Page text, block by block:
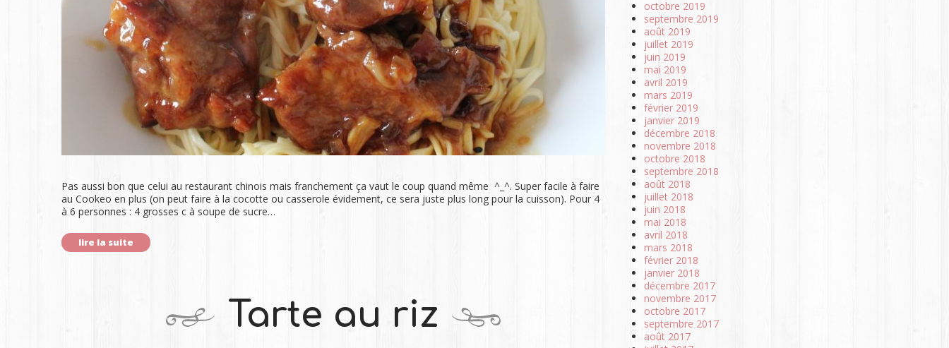
Pas aussi bon que celui au restaurant chinois mais franchement ça vaut le coup quand même ^_^. Super facile à faire
au Cookeo en plus (on peut faire à la cocotte ou casserole évidement, ce sera juste plus long pour la cuisson). Pour 4
à 6 personnes : 4 grosses c à soupe de sucre…
lire la suite
Tarte au riz
octobre 2019
septembre 2019
août 2019
juillet 2019
juin 2019
mai 2019
avril 2019
mars 2019
février 2019
janvier 2019
décembre 2018
novembre 2018
octobre 2018
septembre 2018
août 2018
juillet 2018
juin 2018
mai 2018
avril 2018
mars 2018
février 2018
janvier 2018
décembre 2017
novembre 2017
octobre 2017
septembre 2017
août 2017